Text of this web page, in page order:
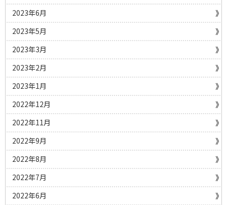
2023年6月
2023年5月
2023年3月
2023年2月
2023年1月
2022年12月
2022年11月
2022年9月
2022年8月
2022年7月
2022年6月